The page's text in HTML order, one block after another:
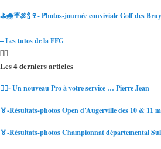
⛳🌧☔🍖🍾🍷- Photos-journée conviviale Golf des
– Les tutos de la FFG
Les 4 derniers articles
🏌️‍♀️- Un nouveau Pro à votre service … Pierre Jean
🏅-Résultats-photos Open d’Augerville des 10 & 11
🏅-Résultats-photos Championnat départemental